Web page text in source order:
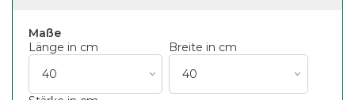
Maße
Länge in cm
Breite in cm